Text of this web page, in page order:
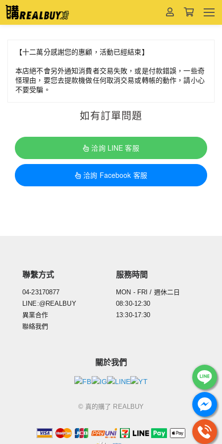
【十二萬分感謝您的惠顧，活動已經結束】
本店絕不會另外通知消費者交易失敗，或是付款錯誤，一些奇
怪理由，要您去提款機做任何取消交易或轉帳的動作，請小心
不要受騙。
如有訂單問題
洽詢 LINE 客服
洽詢 Facebook 客服
聯繫方式
04-23170877
LINE:@REALBUY
異業合作
聯絡我們
服務時間
MON - FRI / 週休二日
08:30-12:30
13:30-17:30
關於我們
© 真的購了 REALBUY